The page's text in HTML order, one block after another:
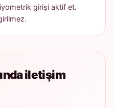
girişi aktif et.
iletişim